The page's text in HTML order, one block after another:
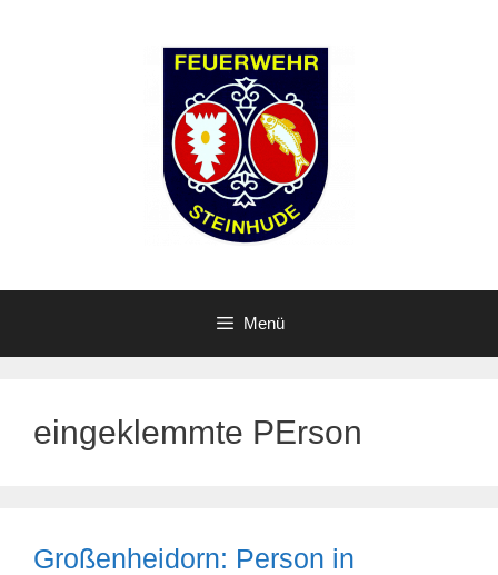
Menü
eingeklemmte PErson
Großenheidorn: Person in